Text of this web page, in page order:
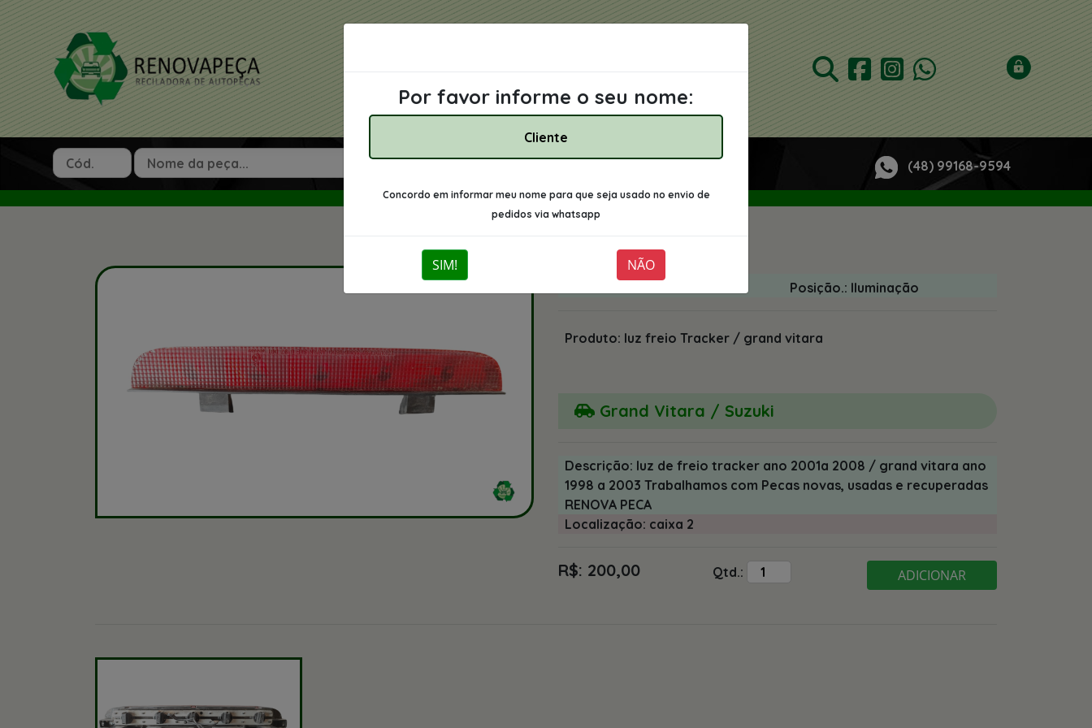
(48) 99168-9594
Posição.: Iluminação
Produto: luz freio Tracker / grand vitara
Grand Vitara / Suzuki
Descrição: luz de freio tracker ano 2001a 2008 / grand vitara ano
1998 a 2003 Trabalhamos com Pecas novas, usadas e recuperadas
RENOVA PECA
Localização: caixa 2
R$: 200,00 Qtd.: ADICIONAR
Por favor informe o seu nome:
Concordo em informar meu nome para que seja usado no envio de
pedidos via whatsapp
SIM! NÃO